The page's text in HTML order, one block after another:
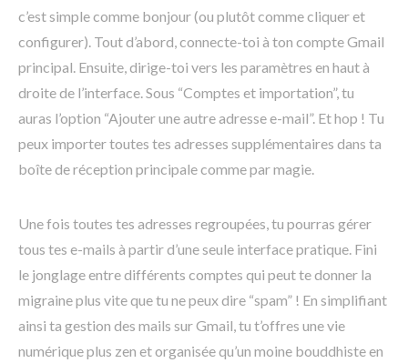
c’est simple comme bonjour (ou plutôt comme cliquer et
configurer). Tout d’abord, connecte-toi à ton compte Gmail
principal. Ensuite, dirige-toi vers les paramètres en haut à
droite de l’interface. Sous “Comptes et importation”, tu
auras l’option “Ajouter une autre adresse e-mail”. Et hop ! Tu
peux importer toutes tes adresses supplémentaires dans ta
boîte de réception principale comme par magie.
Une fois toutes tes adresses regroupées, tu pourras gérer
tous tes e-mails à partir d’une seule interface pratique. Fini
le jonglage entre différents comptes qui peut te donner la
migraine plus vite que tu ne peux dire “spam” ! En simplifiant
ainsi ta gestion des mails sur Gmail, tu t’offres une vie
numérique plus zen et organisée qu’un moine bouddhiste en